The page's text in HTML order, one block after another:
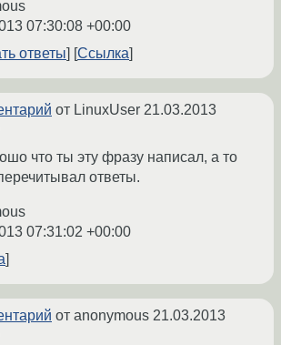
07:30:08 +00:00
ответы
Ссылка
от LinuxUser 21.03.2013
что ты эту фразу написал, а то
ответы.
07:31:02 +00:00
от anonymous 21.03.2013